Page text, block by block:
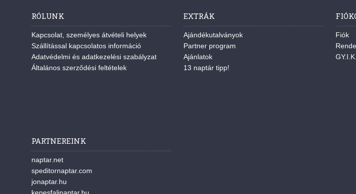
RÓLUNK
Kapcsolat, személyes átvételi helyek
Szállítással kapcsolatos információ
Adatvédelmi és adatkezelési szabályzat
Általános szerződési feltételek
EXTRÁK
Ajándékutalványok
Partner program
Ajánlatok
13 naptár tipp!
Fiók
PARTNEREINK
naptar.net
speditornaptar.com
jonaptar.hu
kepesfalinaptar.hu